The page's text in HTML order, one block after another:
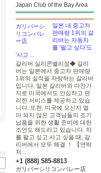
Japan Club of the Bay Area
일본 내 중고차
판매량 1위의 갈
리버는 자동차
를 '팔고 싶다'도
'사고 ...
갈리버 실리콘밸리점◆ 갈리
버는 일본에서 중고차 판매량
1위의 실적을 자랑하는 갈리버
입니다. 일본 갈리버와 마찬가
지로 미국에서도 안심하고 편
리한 서비스를 제공하고 있습
니다. 또한, 미국에 오신지 얼
마 되지 않은 고객님들의 조기
납품을 위한 생활 준비에 대한
조언도 해드리고 있습니다. 차
를 팔고 싶고 사고 싶을 때, 갈
리버에서 모두 해결 ！ 【연락
처...
+1 (888) 585-8813
ガリバーシリコンバレー店